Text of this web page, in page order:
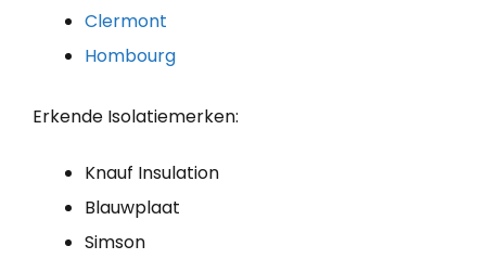
Clermont
Hombourg
Erkende Isolatiemerken:
Knauf Insulation
Blauwplaat
Simson